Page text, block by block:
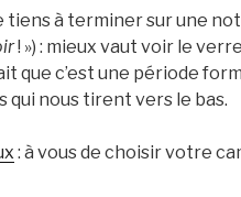
tiens à terminer sur une
! ») : mieux vaut voir le
que c’est une période
qui nous tirent vers le bas.
: à vous de choisir votre